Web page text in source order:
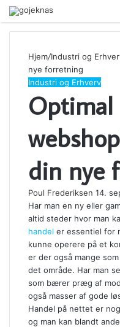
Menu
Hjem/Industri og
nye forretning
Industri og Erhverv
Optimal
din nye
Poul Frederiksen 14.
Har man en ny eller
altid steder hvor man
handel er essentiel for
kunne operere på et
er der også mange
det område. Har man
som bærer præg af
også masser af gode
Handel på nettet er
og man kan blandt